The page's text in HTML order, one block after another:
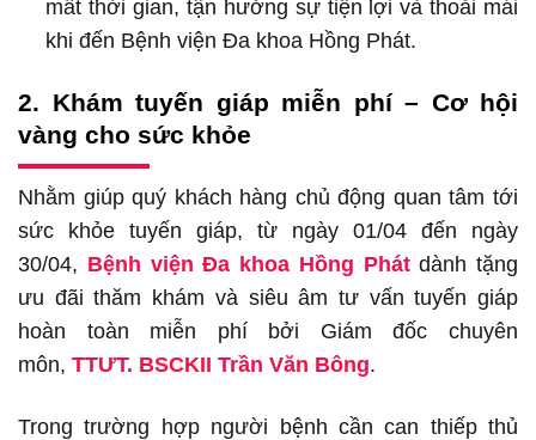
mất thời gian, tận hưởng sự tiện lợi và thoải mái
khi đến Bệnh viện Đa khoa Hồng Phát.
2. Khám tuyến giáp miễn phí – Cơ hội
vàng cho sức khỏe
Nhằm giúp quý khách hàng chủ động quan tâm tới
sức khỏe tuyến giáp, từ ngày 01/04 đến ngày
30/04, Bệnh viện Đa khoa Hồng Phátdành tặng
ưu đãi thăm khám và siêu âm tư vấn tuyến giáp
hoàn toàn miễn phí bởi Giám đốc chuyên
môn, TTƯT. BSCKII Trần Văn Bông.
Trong trường hợp người bệnh cần can thiếp thủ